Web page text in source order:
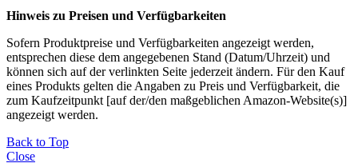
Hinweis zu Preisen und Verfügbarkeiten
Sofern Produktpreise und Verfügbarkeiten angezeigt werden,
entsprechen diese dem angegebenen Stand (Datum/Uhrzeit) und
können sich auf der verlinkten Seite jederzeit ändern. Für den Kauf
eines Produkts gelten die Angaben zu Preis und Verfügbarkeit, die
zum Kaufzeitpunkt [auf der/den maßgeblichen Amazon-Website(s)]
angezeigt werden.
Back to Top
Close